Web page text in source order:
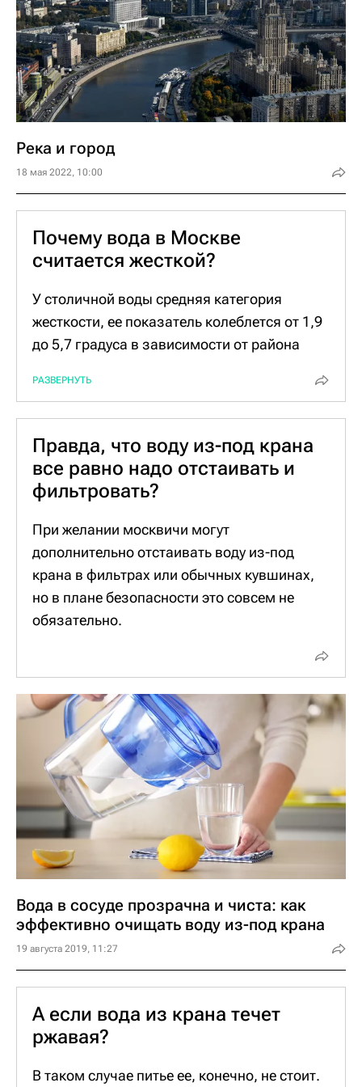
сеть.
Река и город
18 мая 2022, 10:00
Почему вода в Москве
считается жесткой?
У столичной воды средняя категория
жесткости, ее показатель колеблется от 1,9
до 5,7 градуса в зависимости от района
нормальные цифры. Согласно требованиям
оптимальная жесткость воды составляет
примерно 5 градусов жесткости.
Вообще степень жесткости зависит от
природного источника, из которого
забирается вода. В водохранилищах и
реках вода изначально мягче, чем в
подземных источниках. В процессе
водоподготовки жесткость воды не
меняется, она остается такой же, как в
Для человека это не опасно и даже полезно,
подходит для постоянного употребления – в
ней слишком мало магния и кальция.
РАЗВЕРНУТЬ
Правда, что воду из-под крана
все равно надо отстаивать и
фильтровать?
При желании москвичи могут
дополнительно отстаивать воду из-под
крана в фильтрах или обычных кувшинах,
но в плане безопасности это совсем не
обязательно.
Вода в сосуде прозрачна и чиста: как
эффективно очищать воду из-под крана
19 августа 2019, 11:27
А если вода из крана течет
ржавая?
В таком случае питье ее, конечно, не стоит.